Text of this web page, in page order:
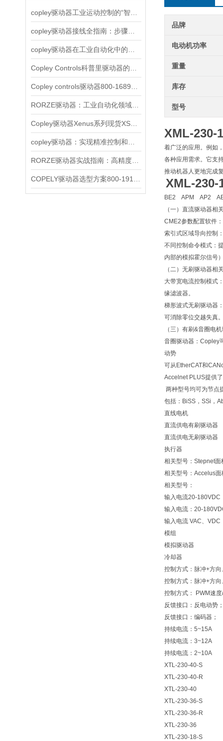
品牌
电动机功率
重量
库存
型号
XML-230-
着广泛的应用。例如
各种应用需求。它支
推动机器人更地完成
XML-230-
BE2 APM AP2
（一）直流驱动器相
CME2参数配置软件
索引式区域导向控制
不同控制命令模式：
内部的模拟霍尔信号
（二）无刷驱动器相
大带宽电流控制模式
缘滤波器。
梯形波式无刷驱动器
可消除零位交越失真
（三）有刷&音圈电
音圈驱动器：Copley
动势
可从EtherCAT和
Accelnet PLUS提供
两种型号均可为节点
包括：BiSS，SSi，
直线电机
直流供电有刷驱动器
直流供电无刷驱动器
执行器
相关型号：Stepnet面
相关型号：Accelus面
相关型号：
输入电流20-180VDC
输入电流：20-
输入电流 VAC、VDC
模组
模拟驱动器
冷却器
控制方式：脉冲+方
控制方式：脉冲+方
控制方式： PWM速
反馈接口：反电动势
反馈接口：编码器；
持续电流：5~15A
持续电流：3~12A
持续电流：2~10A
XTL-230-40-S
XTL-230-40-R
XTL-230-40
XTL-230-36-S
XTL-230-36-R
XTL-230-36
XTL-230-18-S